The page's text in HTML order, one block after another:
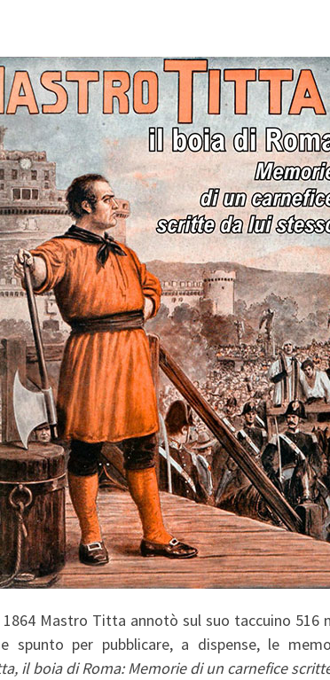
Mastro Titta annotò sul suo taccuino 516
spunto per pubblicare, a dispense, le
il boia di Roma: Memorie di un carnefice